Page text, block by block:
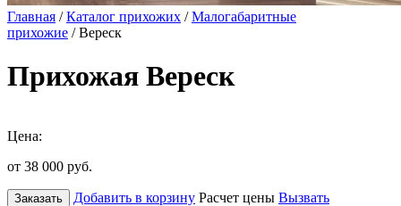
Главная /Каталог прихожих /Малогабаритные
прихожие / Вереск
Прихожая Вереск
Цена:
от 38 000 руб.
Заказать Добавить в корзину Расчет цены Вызвать